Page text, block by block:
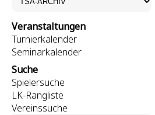
Veranstaltungen
Turnierkalender
Seminarkalender
Suche
Spielersuche
LK-Rangliste
Vereinssuche